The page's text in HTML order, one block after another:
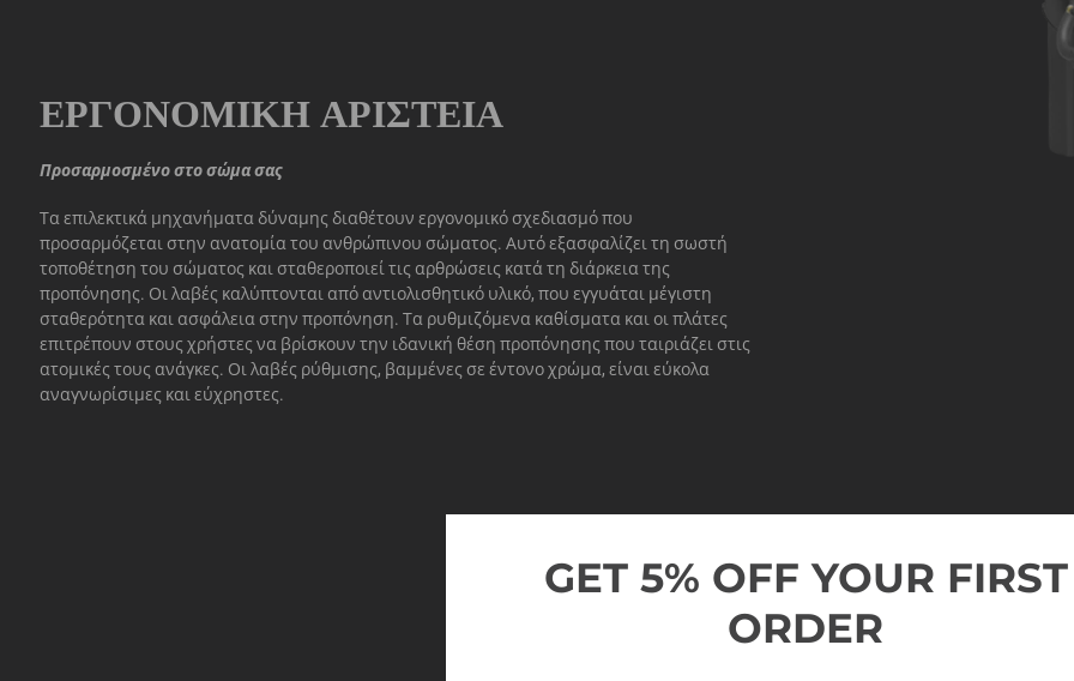
ΕΡΓΟΝΟΜΙΚΉ ΑΡΙΣΤΕΊΑ
Προσαρμοσμένο στο σώμα σας
Τα επιλεκτικά μηχανήματα δύναμης διαθέτουν εργονομικό σχεδιασμό που
προσαρμόζεται στην ανατομία του ανθρώπινου σώματος. Αυτό εξασφαλίζει τη σωστή
τοποθέτηση του σώματος και σταθεροποιεί τις αρθρώσεις κατά τη διάρκεια της
προπόνησης. Οι λαβές καλύπτονται από αντιολισθητικό υλικό, που εγγυάται μέγιστη
σταθερότητα και ασφάλεια στην προπόνηση. Τα ρυθμιζόμενα καθίσματα και οι πλάτες
επιτρέπουν στους χρήστες να βρίσκουν την ιδανική θέση προπόνησης που ταιριάζει στις
ατομικές τους ανάγκες. Οι λαβές ρύθμισης, βαμμένες σε έντονο χρώμα, είναι εύκολα
αναγνωρίσιμες και εύχρηστες.
GET 5% OFF YOUR FIRST
ORDER